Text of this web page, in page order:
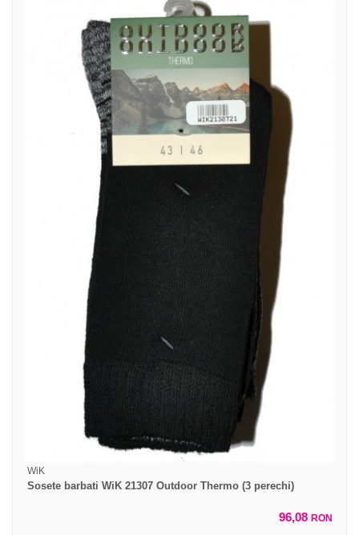
WiK
Sosete barbati WiK 21307 Outdoor Thermo (3 perechi)
96,08 RON